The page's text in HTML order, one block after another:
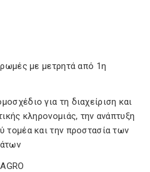
με μετρητά από 1η
για τη διαχείριση και
κληρονομιάς, την ανάπτυξη
τομέα και την προστασία των